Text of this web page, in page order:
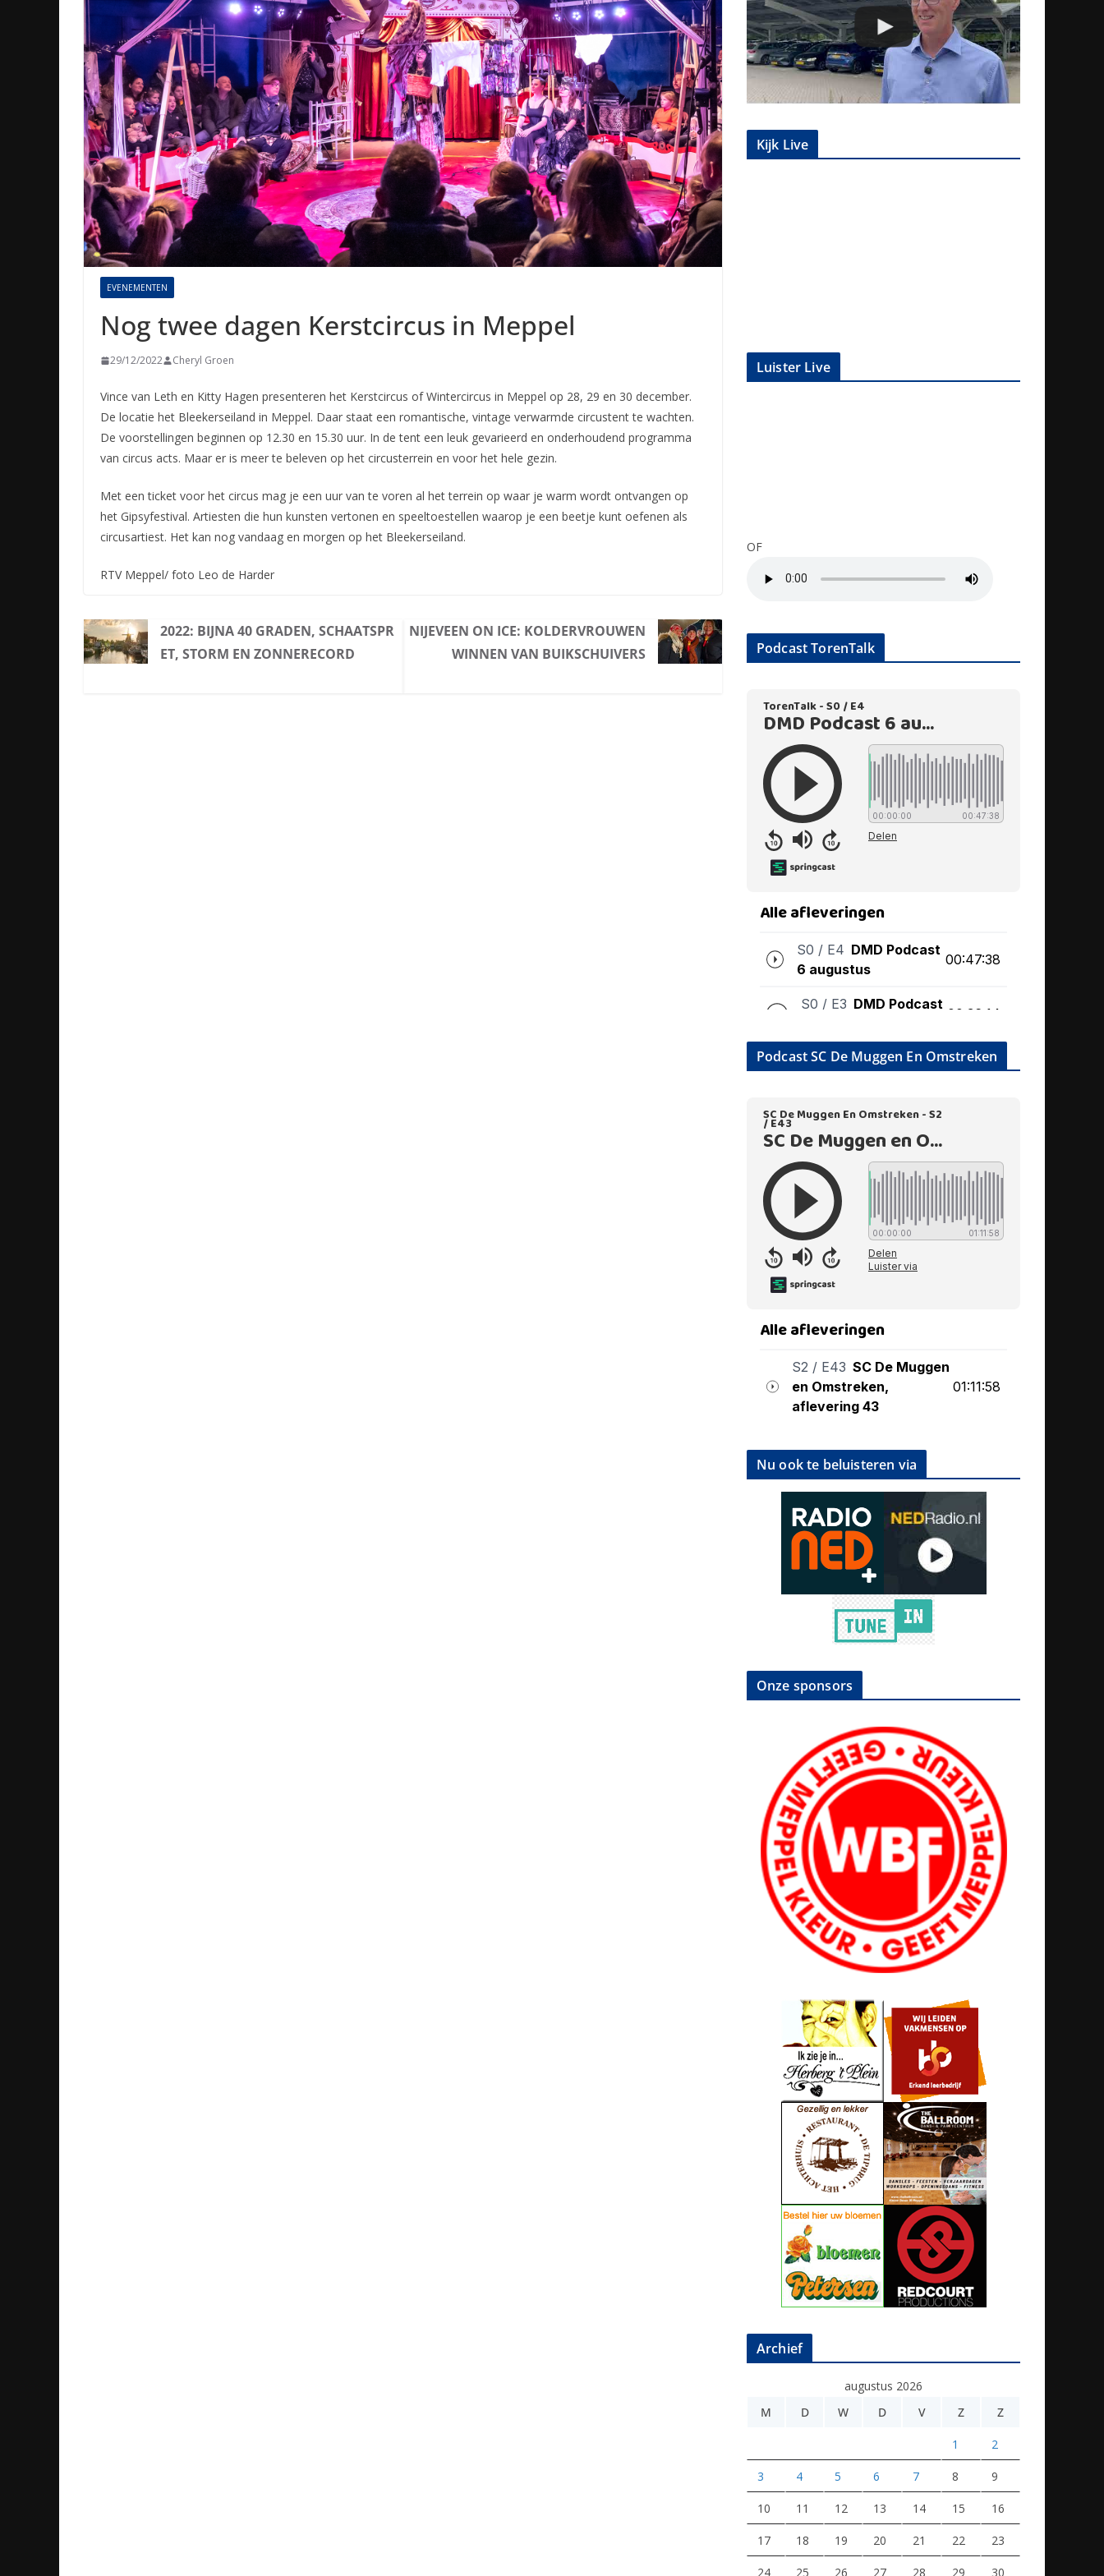
EVENEMENTEN
Nog twee dagen Kerstcircus in Meppel
29/12/2022 Cheryl Groen
Vince van Leth en Kitty Hagen presenteren het Kerstcircus of Wintercircus in Meppel op 28, 29 en 30 december.
De locatie het Bleekerseiland in Meppel. Daar staat een romantische, vintage verwarmde circustentte wachten.
De voorstellingen beginnen op 12.30 en 15.30 uur. In de tent een leuk gevarieerd en onderhoudend programma
van circus acts. Maar er is meer te beleven op het circusterrein en voor het hele gezin.
Met een ticket voor het circus mag je een uur van te voren al het terrein op waar je warm wordt ontvangen op
het Gipsyfestival. Artiesten die hun kunsten vertonen en speeltoestellen waarop je een beetje kunt oefenen als
circusartiest. Het kan nog vandaag en morgen op het Bleekerseiland.
RTV Meppel/ foto Leo de Harder
2022: BIJNA 40 GRADEN, SCHAATSPR
ET, STORM EN ZONNERECORD
NIJEVEEN ON ICE: KOLDERVROUWEN
WINNEN VAN BUIKSCHUIVERS
Kijk Live
Luister Live
OF
Podcast TorenTalk
Podcast SC De Muggen En Omstreken
Nu ook te beluisteren via
Onze sponsors
Archief
augustus 2026
M
D W D V Z Z
1 2
3 4 5 6 7 8 9
10 11 12 13 14 15 16
17 18 19 20 21 22 23
24 25 26 27 28 29 30